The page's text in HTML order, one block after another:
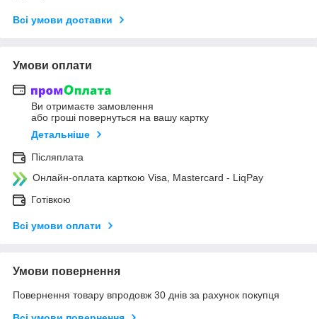
Всі умови доставки
Умови оплати
Ви отримаєте замовлення
або гроші повернуться на вашу картку
Детальніше
Післяплата
Онлайн-оплата карткою Visa, Mastercard - LiqPay
Готівкою
Всі умови оплати
Умови повернення
Повернення товару впродовж 30 днів за рахунок покупця